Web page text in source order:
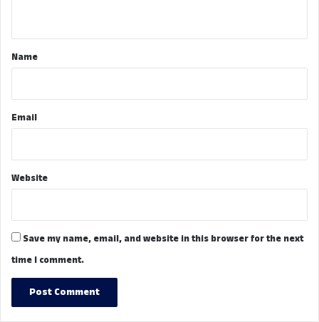
*Name
Email
Website
Save my name, email, and website in this browser for the next
time I comment.